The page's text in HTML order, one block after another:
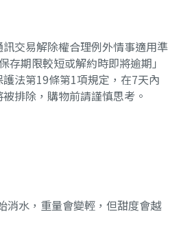
交易解除權合理例外情事適用準
存期限較短或解約時即將逾期」
法第19條第1項規定，在7天內
排除，購物前請謹慎思考。
消水，重量會變輕，但甜度會越